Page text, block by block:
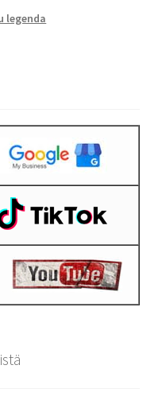
legenda